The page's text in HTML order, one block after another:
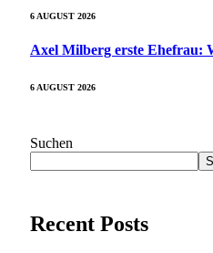
6 AUGUST 2026
Axel Milberg erste Ehefrau:
6 AUGUST 2026
Suchen
Recent Posts